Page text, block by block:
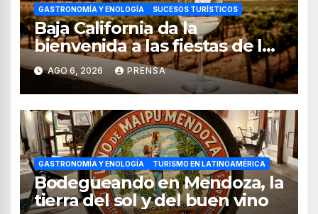
GASTRONOMÍA Y ENOLOGÍA SUCESOS TURÍSTICOS
Baja California da la
bienvenida a las fiestas de la
vendimia 2026
AGO 6, 2026 PRENSA
GASTRONOMÍA Y ENOLOGÍA TURISMO EN LATINOAMÉRICA
Bodegueando en Mendoza, la
tierra del sol y del buen vino